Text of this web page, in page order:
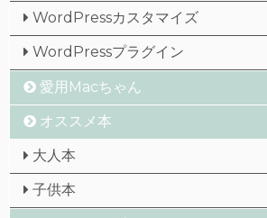
WordPressカスタマイズ
WordPressプラグイン
愛用Macちゃん
オススメ本
大人本
子供本